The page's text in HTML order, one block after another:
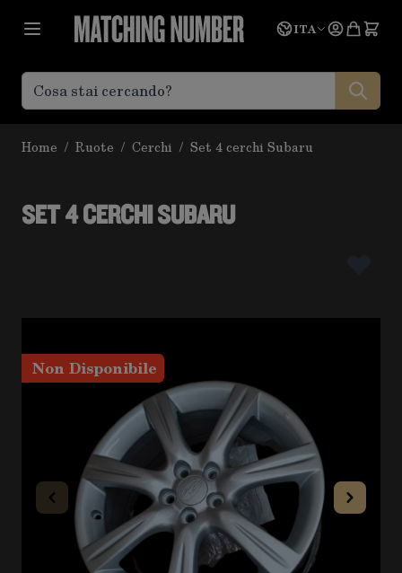
Lingua
ITA
Home / Ruote / Cerchi / Set 4 cerchi Subaru
SET 4 CERCHI SUBARU
Non Disponibile